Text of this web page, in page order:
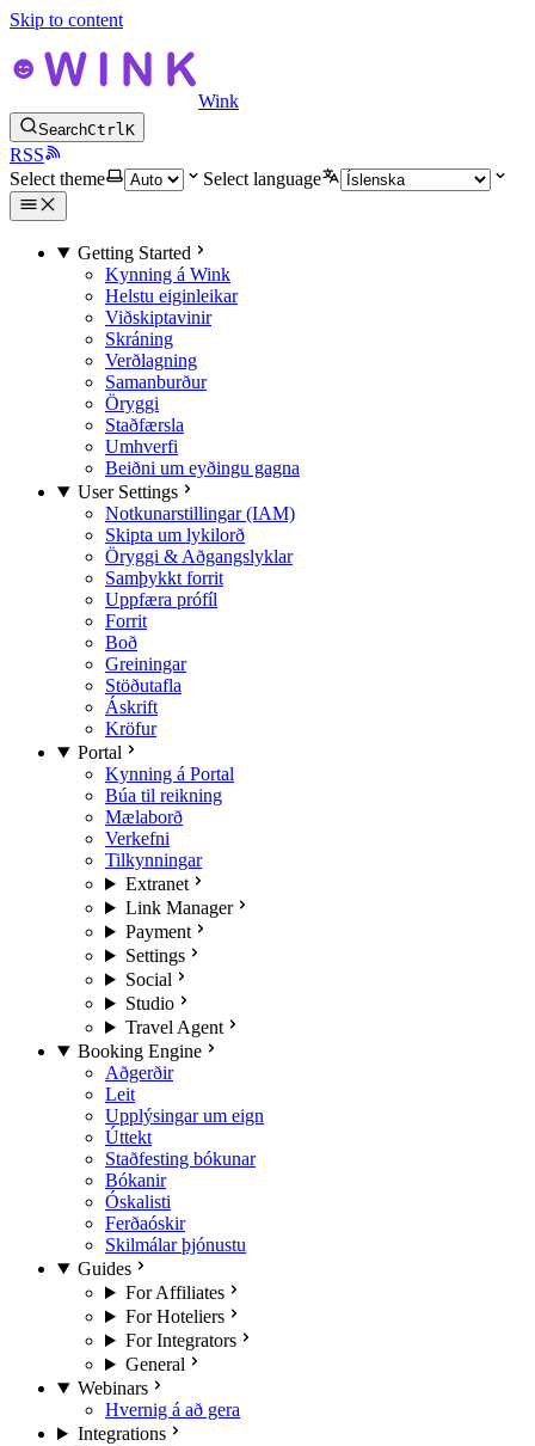
Skip to content
Wink
SearchCtrlK
RSS
Select theme
Select language
Getting Started
Kynning á Wink
Helstu eiginleikar
Viðskiptavinir
Skráning
Verðlagning
Samanburður
Öryggi
Staðfærsla
Umhverfi
Beiðni um eyðingu gagna
User Settings
Notkunarstillingar (IAM)
Skipta um lykilorð
Öryggi & Aðgangslyklar
Samþykkt forrit
Uppfæra prófíl
Forrit
Boð
Greiningar
Stöðutafla
Áskrift
Kröfur
Portal
Kynning á Portal
Búa til reikning
Mælaborð
Verkefni
Tilkynningar
Extranet
Link Manager
Payment
Settings
Social
Studio
Travel Agent
Booking Engine
Aðgerðir
Leit
Upplýsingar um eign
Úttekt
Staðfesting bókunar
Bókanir
Óskalisti
Ferðaóskir
Skilmálar þjónustu
Guides
For Affiliates
For Hoteliers
For Integrators
General
Webinars
Hvernig á að gera
Integrations